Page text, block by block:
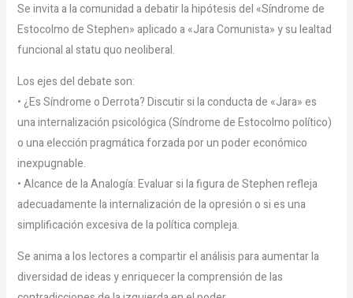
Se invita a la comunidad a debatir la hipótesis del «Síndrome de
Estocolmo de Stephen» aplicado a «Jara Comunista» y su lealtad
funcional al statu quo neoliberal.
Los ejes del debate son:
• ¿Es Síndrome o Derrota? Discutir si la conducta de «Jara» es
una internalización psicológica (Síndrome de Estocolmo político)
o una elección pragmática forzada por un poder económico
inexpugnable.
• Alcance de la Analogía: Evaluar si la figura de Stephen refleja
adecuadamente la internalización de la opresión o si es una
simplificación excesiva de la política compleja.
Se anima a los lectores a compartir el análisis para aumentar la
diversidad de ideas y enriquecer la comprensión de las